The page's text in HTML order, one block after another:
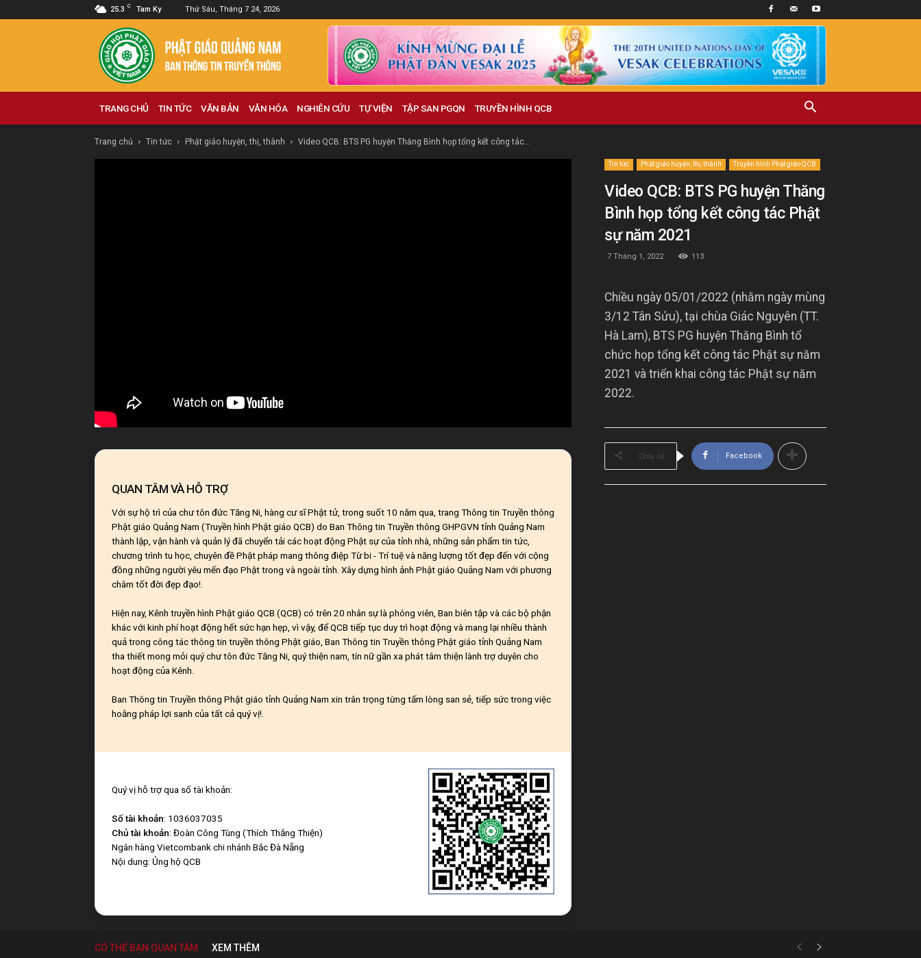
25.3 C Tam Ky Thứ Sáu, Tháng 7 24, 2026
Phật
giáo
Quảng
Nam
TRANG CHỦ TIN TỨC VĂN BẢN VĂN HÓA NGHIÊN CỨU TỰ VIỆN TẬP SAN PGQN TRUYỀN HÌNH QCB
Trang chủ Tin tức Phật giáo huyện, thị, thành Video QCB: BTS PG huyện Thăng Bình họp tổng kết công tác...
Tin tức Phật giáo huyện, thị, thành Truyền hình Phật giáo QCB
Video QCB: BTS PG huyện Thăng
Bình họp tổng kết công tác Phật
sự năm 2021
7 Tháng 1, 2022 113
Chiều ngày 05/01/2022 (nhằm ngày mùng
3/12 Tân Sửu), tại chùa Giác Nguyên (TT.
Hà Lam), BTS PG huyện Thăng Bình tổ
chức họp tổng kết công tác Phật sự năm
2021 và triển khai công tác Phật sự năm
2022.
Chia sẻ Facebook
QUAN TÂM VÀ HỖ TRỢ
Với sự hộ trì của chư tôn đức Tăng Ni, hàng cư sĩ Phật tử, trong suốt 10 năm qua, trang Thông tin Truyền thông
Phật giáo Quảng Nam (Truyền hình Phật giáo QCB) do Ban Thông tin Truyền thông GHPGVN tỉnh Quảng Nam
thành lập, vận hành và quản lý đã chuyển tải các hoạt động Phật sự của tỉnh nhà, những sản phẩm tin tức,
chương trình tu học, chuyên đề Phật pháp mang thông điệp Từ bi - Trí tuệ và năng lượng tốt đẹp đến với cộng
đồng những người yêu mến đạo Phật trong và ngoài tỉnh. Xây dựng hình ảnh Phật giáo Quảng Nam với phương
châm tốt đời đẹp đạo!.
Hiện nay, Kênh truyền hình Phật giáo QCB (QCB) có trên 20 nhân sự là phóng viên, Ban biên tập và các bộ phận
khác với kinh phí hoạt động hết sức hạn hẹp, vì vậy, để QCB tiếp tục duy trì hoạt động và mang lại nhiều thành
quả trong công tác thông tin truyền thông Phật giáo, Ban Thông tin Truyền thông Phật giáo tỉnh Quảng Nam
tha thiết mong mỏi quý chư tôn đức Tăng Ni, quý thiện nam, tín nữ gần xa phát tâm thiện lành trợ duyên cho
hoạt động của Kênh.
Ban Thông tin Truyền thông Phật giáo tỉnh Quảng Nam xin trân trọng từng tấm lòng san sẻ, tiếp sức trong việc
hoằng pháp lợi sanh của tất cả quý vị!.
Quý vị hỗ trợ qua số tài khoản:
Số tài khoản: 1036037035
Chủ tài khoản: Đoàn Công Tùng (Thích Thắng Thiện)
Ngân hàng Vietcombank chi nhánh Bắc Đà Nẵng
Nội dung: Ủng hộ QCB
CÓ THỂ BẠN QUAN TÂM XEM THÊM